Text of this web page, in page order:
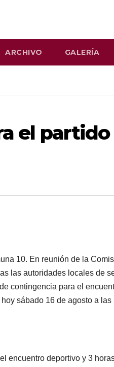
ARCHIVO GALERÍA
el
10. En reunión de la
las autoridades locales de
contingencia para el
sábado 16 de agosto a
encuentro deportivo y 3